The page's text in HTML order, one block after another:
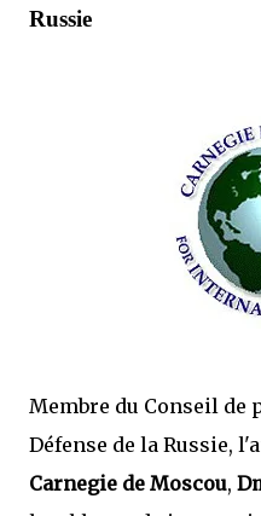
Russie
Membre du Conseil de
Défense de la Russie,
Carnegie de Moscou,